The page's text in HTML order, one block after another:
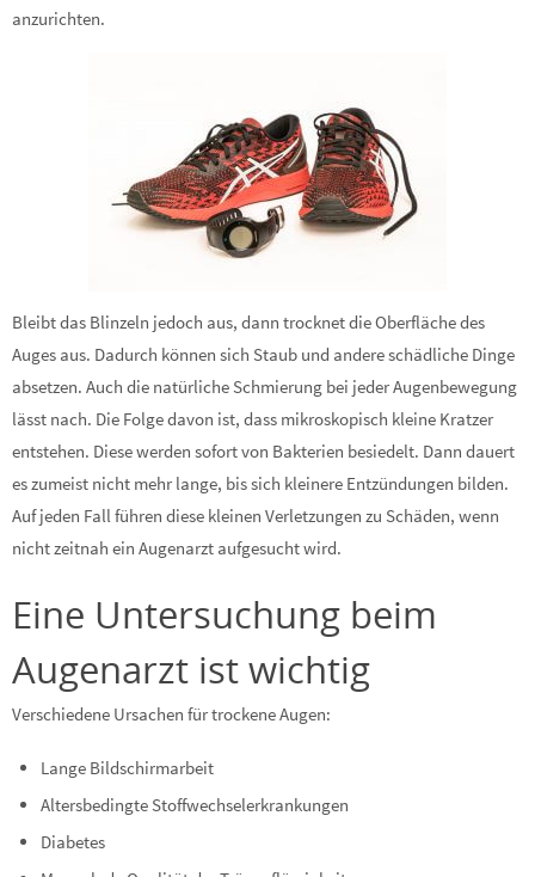
anzurichten.
Bleibt das Blinzeln jedoch aus, dann trocknet die Oberfläche des
Auges aus. Dadurch können sich Staub und andere schädliche Dinge
absetzen. Auch die natürliche Schmierung bei jeder Augenbewegung
lässt nach. Die Folge davon ist, dass mikroskopisch kleine Kratzer
entstehen. Diese werden sofort von Bakterien besiedelt. Dann dauert
es zumeist nicht mehr lange, bis sich kleinere Entzündungen bilden.
Auf jeden Fall führen diese kleinen Verletzungen zu Schäden, wenn
nicht zeitnah ein Augenarzt aufgesucht wird.
Eine Untersuchung beim
Augenarzt ist wichtig
Verschiedene Ursachen für trockene Augen:
Lange Bildschirmarbeit
Altersbedingte Stoffwechselerkrankungen
Diabetes